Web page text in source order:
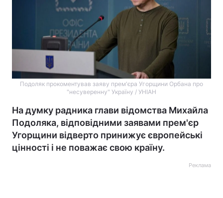
Подоляк прокоментував заяву прем'єра Угорщини Орбана про
"несуверенну" Україну / УНІАН
На думку радника глави відомства Михайла
Подоляка, відповідними заявами прем'єр
Угорщини відверто принижує європейські
цінності і не поважає свою країну.
Реклама